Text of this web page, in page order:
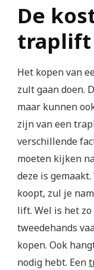
De
traplift
Het kopen van
zult gaan doen.
maar kunnen
zijn van een
verschillende
moeten kijken
deze is
koopt, zul je
lift. Wel is het
tweedehands
kopen. Ook
nodig hebt. Een